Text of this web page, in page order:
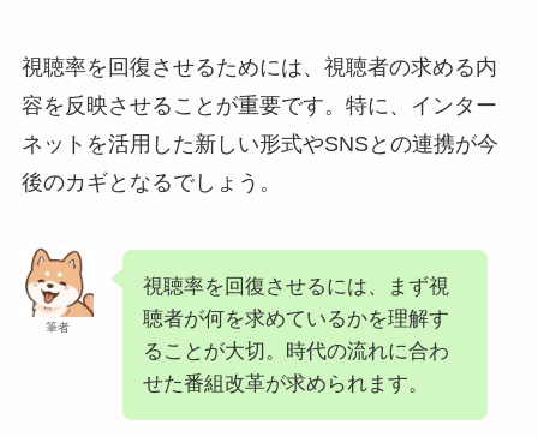
視聴率を回復させるためには、視聴者の求める内
容を反映させることが重要です。特に、インター
ネットを活用した新しい形式やSNSとの連携が今
後のカギとなるでしょう。
筆者
視聴率を回復させるには、まず視
聴者が何を求めているかを理解す
ることが大切。時代の流れに合わ
せた番組改革が求められます。